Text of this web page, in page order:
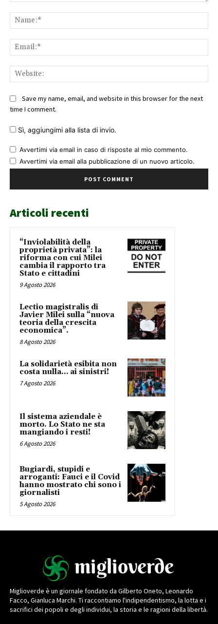
Save my name, email, and website in this browser for the next
time I comment.
Sì, aggiungimi alla lista di invio.
Avvertimi via email in caso di risposte al mio commento.
Avvertimi via email alla pubblicazione di un nuovo articolo.
Articoli recenti
“Inviolabilità della
proprietà privata”: la
riforma con cui Milei
cambia il rapporto tra
Stato e cittadini
9 Agosto 2026
Lectio magistralis di
Javier Milei sulla “nuova
teoria della crescita
economica”.
8 Agosto 2026
La solidarietà esibita non
costa nulla… ai sinistri!
7 Agosto 2026
Il sistema aziendale è
morto. Lo Stato ne sta
mangiando i resti!
6 Agosto 2026
Bugiardi, stupidi e
arroganti: Fauci e il Covid
hanno mostrato chi sono i
giornalisti
5 Agosto 2026
Miglioverde è un giornale fondato da Gilberto Oneto, Leonardo
Facco, Gianluca Marchi. Ti raccontiamo l'indipendentismo, la lotta e i
sacrifici dei popoli e degli individui, la storia e le ragioni della libertà.